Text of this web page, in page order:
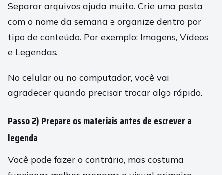
Separar arquivos ajuda muito. Crie uma pasta
com o nome da semana e organize dentro por
tipo de conteúdo. Por exemplo: Imagens, Vídeos
e Legendas.
No celular ou no computador, você vai
agradecer quando precisar trocar algo rápido.
Passo 2) Prepare os materiais antes de escrever a
legenda
Você pode fazer o contrário, mas costuma